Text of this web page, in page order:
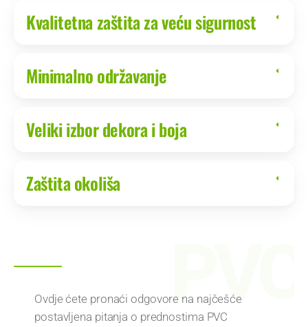
Kvalitetna zaštita za veću sigurnost
Minimalno održavanje
Veliki izbor dekora i boja
Zaštita okoliša
Ovdje ćete pronaći odgovore na najčešće
postavljena pitanja o prednostima PVC